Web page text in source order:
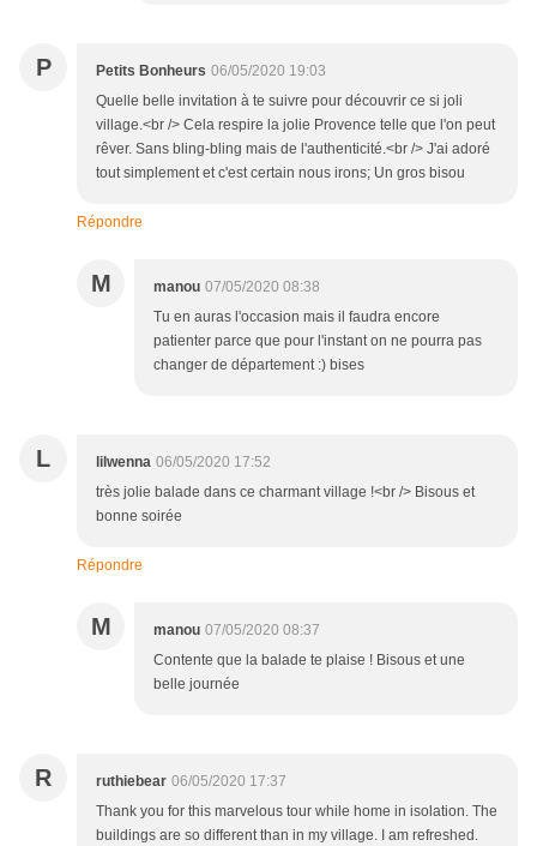
P Petits Bonheurs 06/05/2020 19:03
Quelle belle invitation à te suivre pour découvrir ce si joli
village.<br /> Cela respire la jolie Provence telle que l'on peut
rêver. Sans bling-bling mais de l'authenticité.<br /> J'ai adoré
tout simplement et c'est certain nous irons; Un gros bisou
Répondre
M manou 07/05/2020 08:38
Tu en auras l'occasion mais il faudra encore
patienter parce que pour l'instant on ne pourra pas
changer de département :) bises
L lilwenna 06/05/2020 17:52
très jolie balade dans ce charmant village !<br /> Bisous et
bonne soirée
Répondre
M manou 07/05/2020 08:37
Contente que la balade te plaise ! Bisous et une
belle journée
R ruthiebear 06/05/2020 17:37
Thank you for this marvelous tour while home in isolation. The
buildings are so different than in my village. I am refreshed.